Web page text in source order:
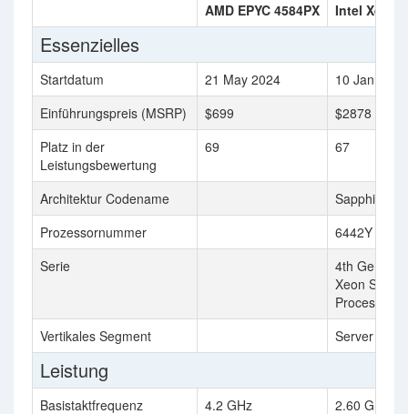
AMD EPYC 4584PX Intel Xeon
Essenzielles
Startdatum 21 May 2024
10 Jan 2023
Einführungspreis (MSRP)
$699
$2878
Platz in der
Leistungsbewertung
69 67
Architektur Codename
Sapphire
Prozessornummer
6442Y
Serie
4th
Xeon
Processors
Vertikales Segment
Server
Leistung
Basistaktfrequenz 4.2 GHz
2.60 GHz